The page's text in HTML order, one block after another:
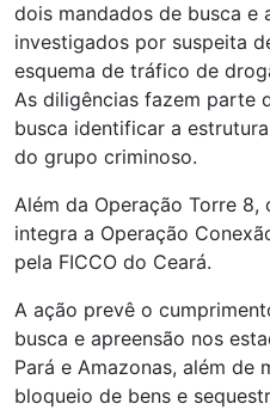
dois mandados de busca e
investigados por suspeita
esquema de tráfico de
As diligências fazem parte
busca identificar a
do grupo criminoso.
Além da Operação Torre 8,
integra a Operação
pela FICCO do Ceará.
A ação prevê o
busca e apreensão nos
Pará e Amazonas, além de
bloqueio de bens e